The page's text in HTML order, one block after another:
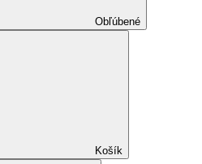
Obľúbené
Košík